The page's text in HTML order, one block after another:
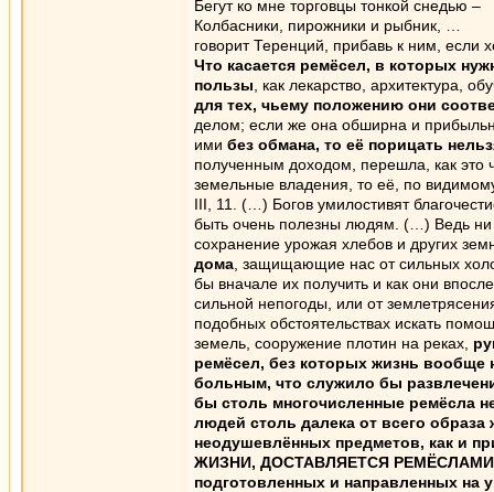
Бегут ко мне торговцы тонкой снедью –
Колбасники, пирожники и рыбник, …
говорит Теренций, прибавь к ним, если
Что касается ремёсел, в которых
пользы , как лекарство, архитектура,
для тех, чьему положению они
делом; если же она обширна и
ими без обмана, то её порицать
полученным доходом, перешла, как это
земельные владения, то её, по
III, 11. (…) Богов умилостивят
быть очень полезны людям. (…) Ведь ни
сохранение урожая хлебов и других
дома , защищающие нас от сильных
бы вначале их получить и как они
сильной непогоды, или от
подобных обстоятельствах искать
земель, сооружение плотин на реках,
ремёсел, без которых жизнь
больным, что служило бы
бы столь многочисленные ремёсла
людей столь далека от всего
неодушевлённых предметов, как
ЖИЗНИ, ДОСТАВЛЯЕТСЯ РЕМЁСЛАМИ,
подготовленных и направленных